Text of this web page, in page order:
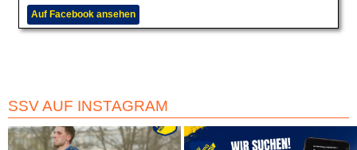
Auf Facebook ansehen
SSV AUF INSTAGRAM